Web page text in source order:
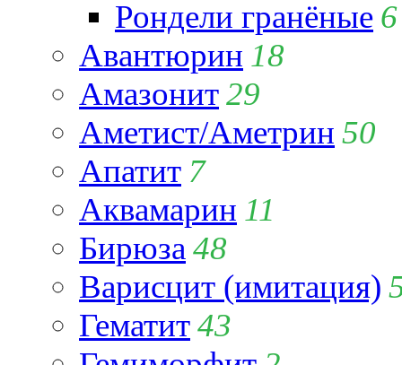
Рондели гранёные 6
Авантюрин 18
Амазонит29
Аметист/Аметрин 50
Апатит 7
Аквамарин 11
Бирюза 48
Варисцит (имитация)
Гематит43